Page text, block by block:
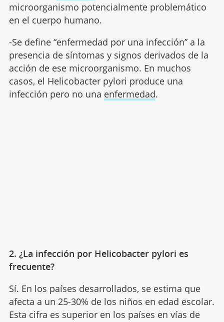
microorganismo potencialmente problemático
en el cuerpo humano.
-Se define “enfermedad por una infección” a la
presencia de síntomas y signos derivados de la
acción de ese microorganismo. En muchos
casos, el Helicobacter pylori produce una
infección pero no una enfermedad.
2. ¿La infección por Helicobacter pylori es
frecuente?
Sí. En los países desarrollados, se estima que
afecta a un 25-30% de los niños en edad escolar.
Esta cifra es superior en los países en vías de